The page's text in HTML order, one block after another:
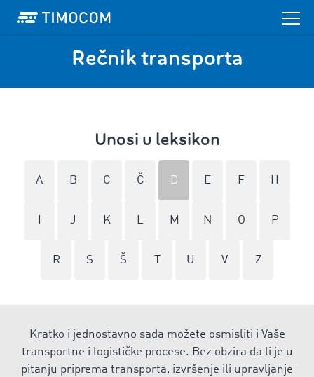
Rečnik transporta
Unosi u leksikon
A B C Č D E F H
J K L M N O P
R S Š U V Z
Kratko i jednostavno sada možete osmisliti i Vaše
transportne i logističke procese. Bez obzira da li je u
pitanju priprema transporta, izvršenje ili upravljanje